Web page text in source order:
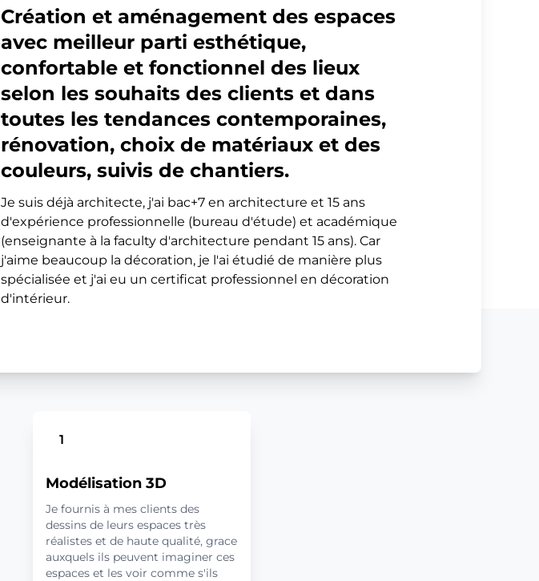
Création et aménagement des espaces
avec meilleur parti esthétique,
confortable et fonctionnel des lieux
selon les souhaits des clients et dans
toutes les tendances contemporaines,
rénovation, choix de matériaux et des
couleurs, suivis de chantiers.
Je suis déjà architecte, j'ai bac+7 en architecture et 15 ans
d'expérience professionnelle (bureau d'étude) et académique
(enseignante à la faculty d'architecture pendant 15 ans). Car
j'aime beaucoup la décoration, je l'ai étudié de manière plus
spécialisée et j'ai eu un certificat professionnel en décoration
d'intérieur.
1
Modélisation 3D
Je fournis à mes clients des
dessins de leurs espaces très
réalistes et de haute qualité, grace
auxquels ils peuvent imaginer ces
espaces et les voir comme s'ils